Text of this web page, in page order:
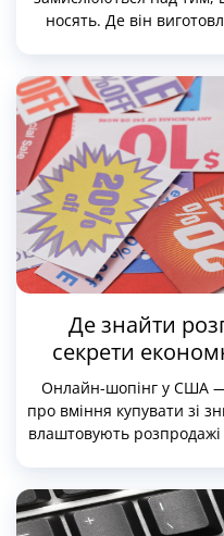
носять. Де він
У США прагнення до
особливо активно
брендами. Тут
ставку на прозорість,
праці та довговічність
багато з цих брендів
регулярно
Де знайти
секрети
Онлайн-шопінг у США
про вміння купувати зі
влаштовують розпродажі
натрапити на банер
найкращі пропозиції,